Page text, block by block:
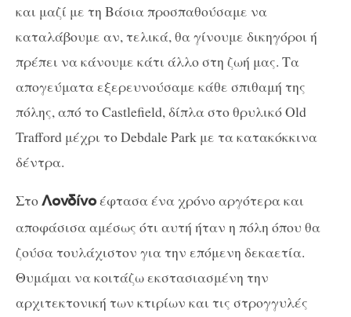
και μαζί με τη Βάσια προσπαθούσαμε να
καταλάβουμε αν, τελικά, θα γίνουμε δικηγόροι ή
πρέπει να κάνουμε κάτι άλλο στη ζωή μας. Τα
απογεύματα εξερευνούσαμε κάθε σπιθαμή της
πόλης, από το Castlefield, δίπλα στο θρυλικό Old
Trafford μέχρι το Debdale Park με τα κατακόκκινα
δέντρα.
ΣτοΛονδίνοέφτασα ένα χρόνο αργότερα και
αποφάσισα αμέσως ότι αυτή ήταν η πόλη όπου θα
ζούσα τουλάχιστον για την επόμενη δεκαετία.
Θυμάμαι να κοιτάζω εκστασιασμένη την
αρχιτεκτονική των κτιρίων και τις στρογγυλές